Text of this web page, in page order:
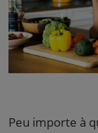
Peu importe à